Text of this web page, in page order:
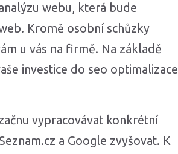
webu, která bude
Kromě osobní schůzky
u vás na firmě. Na základě
investice do seo optimalizace
vypracovávat konkrétní
a Google zvyšovat. K